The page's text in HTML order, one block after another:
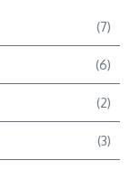
(7)
(6)
(2)
(3)